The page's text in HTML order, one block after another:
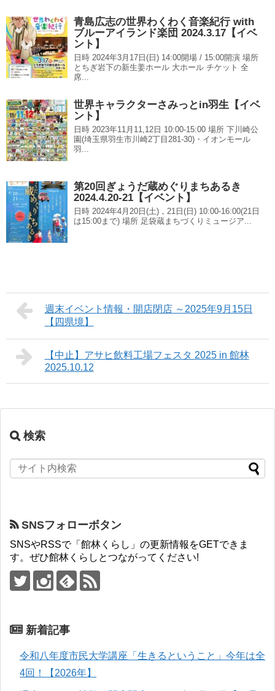
青島広志の世界わくわく音楽紀行 with
ブルーアイランド楽団 2024.3.17【イベ
ント】
日時 2024年3月17日(日) 14:00開場 / 15:00開演 場所
とちぎ岩下の新生姜ホール 大ホール チケット 全
席...
世界キャラクターさみっとin羽生【イベ
ント】
日時 2023年11月11,12日 10:00-15:00 場所 下川崎公
園(埼玉県羽生市川崎2丁目281-30)・イオンモール
羽...
第20回ぎょうだ蔵めぐりまちあるき
2024.4.20-21【イベント】
日時 2024年4月20日(土)，21日(日) 10:00-16:00(21日
は15:00まで) 場所 足袋蔵まちづくりミュージア...
週末イベント情報・開店閉店 ～2025年9月15日
【四県境】
【中止】アサヒ飲料工場フェスタ 2025 in 館林
2025.10.12
検索
SNSフォローボタン
SNSやRSSで「館林くらし」の更新情報をGETできま
す。ぜひ館林くらしとつながってください!
新着記事
令和八年度市民大学講座「生きるということ」今年は全
4回！【2026年】